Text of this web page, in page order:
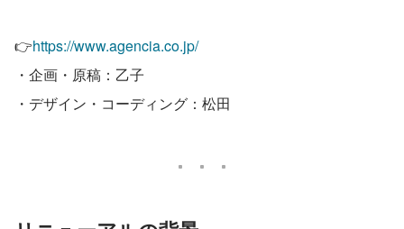
👉https://www.agencia.co.jp/
・企画・原稿：乙子
・デザイン・コーディング：松田